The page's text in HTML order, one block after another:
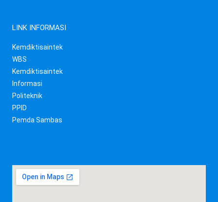
LINK INFORMASI
Kemdiktisaintek
WBS
Kemdiktisaintek
Informasi
Politeknik
PPID
Pemda Sambas